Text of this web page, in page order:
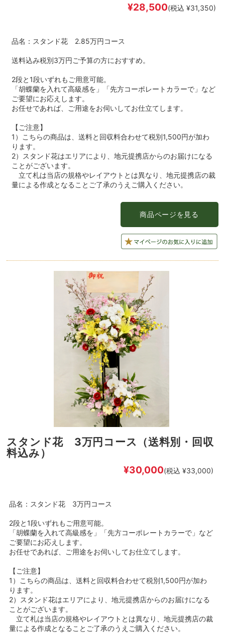
¥28,500(税込 ¥31,350)
品名：スタンド花 2.85万円コース
送料込み税別3万円ご予算の方におすすめ。
2段と1段いずれもご用意可能。
「胡蝶蘭を入れて高級感を」「先方コーポレートカラーで」など
ご要望にお応えします。
お任せであれば、ご用途をお伺いしてお仕立てします。
【ご注意】
1）こちらの商品は、送料と回収料合わせて税別1,500円が加わ
ります。
2）スタンド花はエリアにより、地元提携店からのお届けになる
ことがございます。
立て札は当店の規格やレイアウトとは異なり、地元提携店の裁
量による作成となることご了承のうえご購入ください。
スタンド花 3万円コース（送料別・回収
料込み）
¥30,000(税込 ¥33,000)
品名：スタンド花 3万円コース
2段と1段いずれもご用意可能。
「胡蝶蘭を入れて高級感を」「先方コーポレートカラーで」など
ご要望にお応えします。
お任せであれば、ご用途をお伺いしてお仕立てします。
【ご注意】
1）こちらの商品は、送料と回収料合わせて税別1,500円が加わ
ります。
2）スタンド花はエリアにより、地元提携店からのお届けになる
ことがございます。
立て札は当店の規格やレイアウトとは異なり、地元提携店の裁
量による作成となることご了承のうえご購入ください。